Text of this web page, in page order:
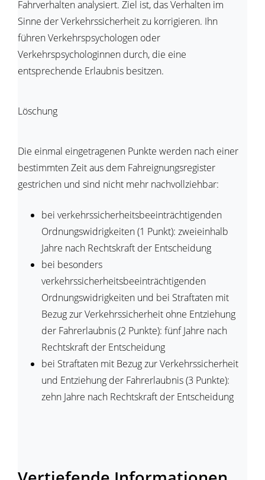
Fahrverhalten analysiert. Ziel ist, das Verhalten im
Sinne der Verkehrssicherheit zu korrigieren. Ihn
führen Verkehrspsychologen oder
Verkehrspsychologinnen durch, die eine
entsprechende Erlaubnis besitzen.
Löschung
Die einmal eingetragenen Punkte werden nach einer
bestimmten Zeit aus dem Fahreignungsregister
gestrichen und sind nicht mehr nachvollziehbar:
bei verkehrssicherheitsbeeinträchtigenden
Ordnungswidrigkeiten (1 Punkt): zweieinhalb
Jahre nach Rechtskraft der Entscheidung
bei besonders
verkehrssicherheitsbeeinträchtigenden
Ordnungswidrigkeiten und bei Straftaten mit
Bezug zur Verkehrssicherheit ohne Entziehung
der Fahrerlaubnis (2 Punkte): fünf Jahre nach
Rechtskraft der Entscheidung
bei Straftaten mit Bezug zur Verkehrssicherheit
und Entziehung der Fahrerlaubnis (3 Punkte):
zehn Jahre nach Rechtskraft der Entscheidung